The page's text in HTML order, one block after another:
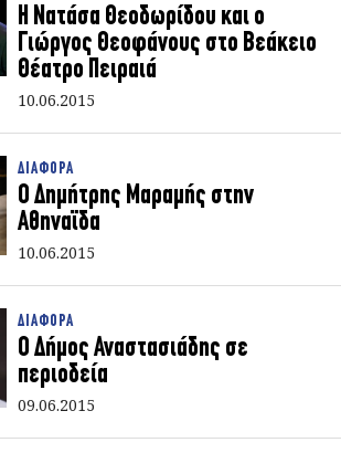
Η Νατάσα Θεοδωρίδου και ο
Γιώργος Θεοφάνους στο Βεάκειο
Θέατρο Πειραιά
10.06.2015
ΔΙΑΦΟΡΑ
Ο Δημήτρης Μαραμής στην
Aθηναϊδα
10.06.2015
ΔΙΑΦΟΡΑ
Ο Δήμος Αναστασιάδης σε
περιοδεία
09.06.2015